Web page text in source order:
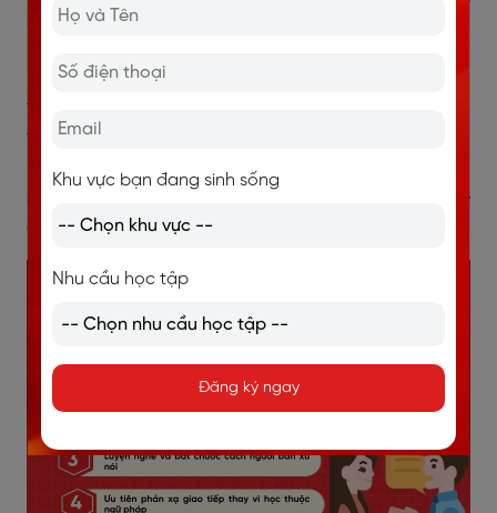
mỗi ngày
Muốn giao tiếp tốt, bạn cần duy trì thói quen sử dụng
tiếng Anh thường xuyên. Hãy chủ động nói tiếng Anh
với bạn bè, tham gia câu lạc bộ, luyện nói cùng AI
hoặc học với giáo viên để được sửa phát âm và phản
xạ trực tiếp. Việc tiếp xúc với tiếng Anh mỗi ngày sẽ
giúp bạn tiến bộ nhanh hơn rất nhiều.
Khu vực bạn đang sinh sống
Nhu cầu học tập
Đăng ký ngay